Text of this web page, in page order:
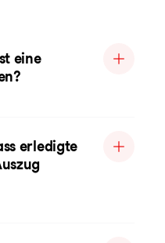
eine
erledigte